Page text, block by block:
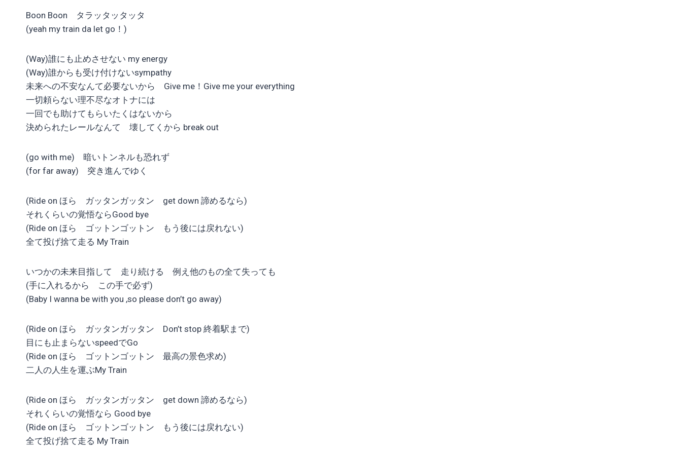
Boon Boon タラッタッタッタ
(yeah my train da let go！)
(Way)誰にも止めさせない my energy
(Way)誰からも受け付けないsympathy
未来への不安なんて必要ないから Give me！Give me your everything
一切頼らない理不尽なオトナには
一回でも助けてもらいたくはないから
決められたレールなんて 壊してくから break out
(go with me) 暗いトンネルも恐れず
(for far away) 突き進んでゆく
(Ride on ほら ガッタンガッタン get down 諦めるなら)
それくらいの覚悟ならGood bye
(Ride on ほら ゴットンゴットン もう後には戻れない)
全て投げ捨て走る My Train
いつかの未来目指して 走り続ける 例え他のもの全て失っても
(手に入れるから この手で必ず)
(Baby I wanna be with you ,so please don’t go away)
(Ride on ほら ガッタンガッタン Don’t stop 終着駅まで)
目にも止まらないspeedでGo
(Ride on ほら ゴットンゴットン 最高の景色求め)
二人の人生を運ぶMy Train
(Ride on ほら ガッタンガッタン get down 諦めるなら)
それくらいの覚悟なら Good bye
(Ride on ほら ゴットンゴットン もう後には戻れない)
全て投げ捨て走る My Train